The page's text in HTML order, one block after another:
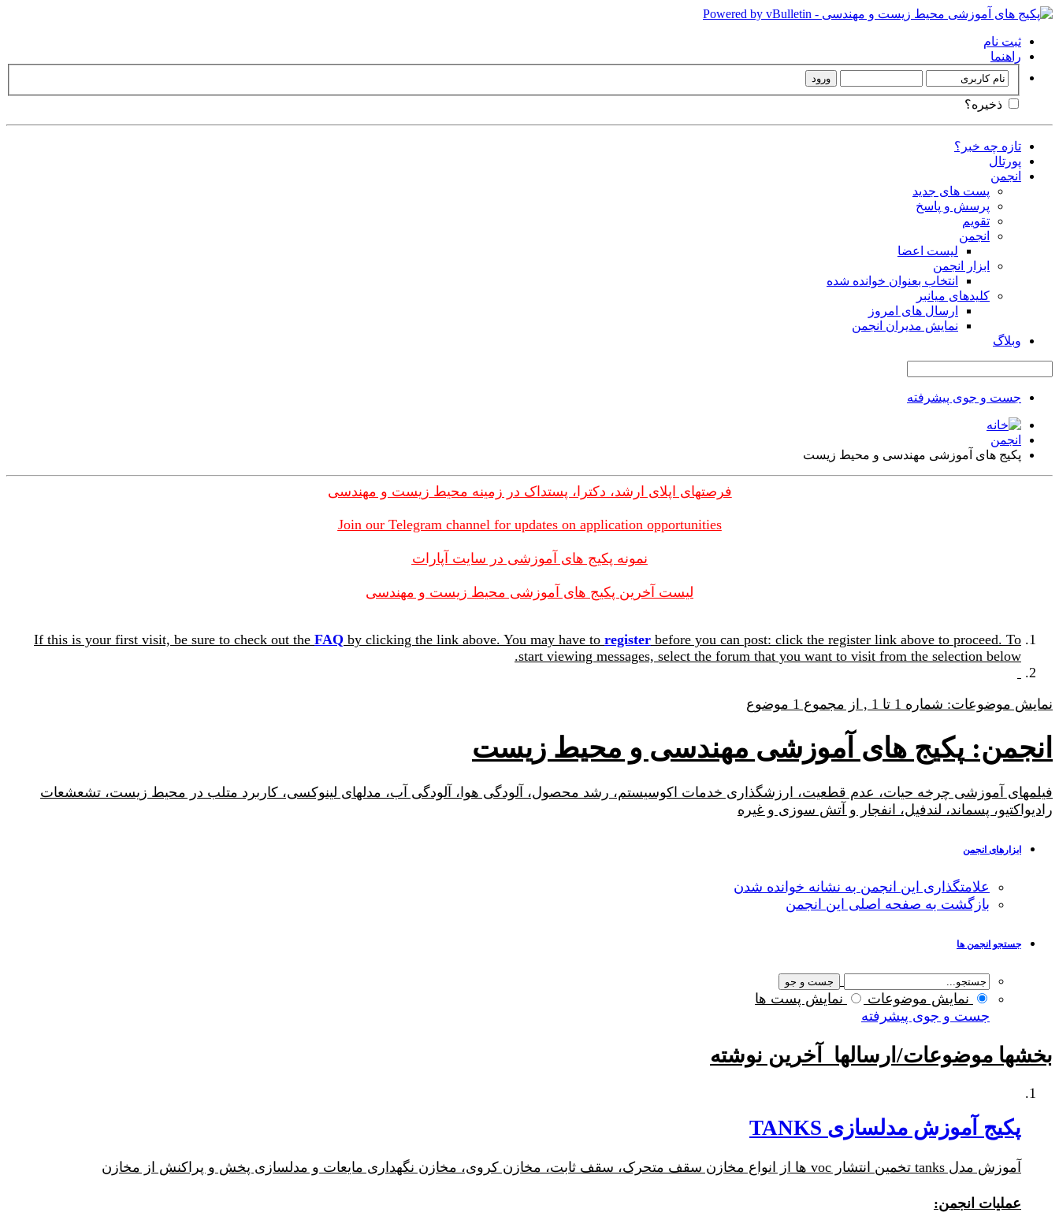
ثبت نام
راهنما
ذخیره؟
تازه چه خبر؟
پورتال
انجمن
پست های جدید
پرسش و پاسخ
تقویم
انجمن
لیست اعضا
ابزار انجمن
انتخاب بعنوان خوانده شده
کلیدهای میانبر
ارسال های امروز
نمایش مدیران انجمن
وبلاگ
جست و جوی پیشرفته
انجمن
پکیج های آموزشی مهندسی و محیط زیست
فرصتهای اپلای ارشد، دکترا، پستداک در زمینه محیط زیست و مهندسی
Join our Telegram channel for updates on application opportunities
نمونه پکیج های آموزشی در سایت آپارات
لیست آخرین پکیج های آموزشی محیط زیست و مهندسی
If this is your first visit, be sure to check out the FAQ by clicking the link above. You may have to register before you can post: click the register link above to proceed. To
start viewing messages, select the forum that you want to visit from the selection below.
نمایش موضوعات: شماره 1 تا 1 , از مجموع ‍1 موضوع
انجمن: پکیج های آموزشی مهندسی و محیط زیست
فیلمهای آموزشی چرخه حیات، عدم قطعیت، ارزشگذاری خدمات اکوسیستم، رشد محصول، آلودگی هوا، آلودگی آب، مدلهای لینوکسی، کاربرد متلب در محیط زیست، تشعشعات
رادیواکتیو، پسماند، لندفیل، انفجار و آتش سوزی و غیره
ابزارهای انجمن
علامتگذاری این انجمن به نشانه خوانده شدن
بازگشت به صفحه اصلی این انجمن
جستجو انجمن ها
نمایش موضوعات
نمایش پست ها
جست و جوی پیشرفته
بخشها موضوعات/ارسالها آخرين نوشته
پکیج آموزش مدلسازی TANKS
آموزش مدل tanks تخمین انتشار voc ها از انواع مخازن سقف متحرک، سقف ثابت، مخازن کروی، مخازن نگهداری مایعات و مدلسازی پخش و پراکنش از مخازن
عملیات انجمن: